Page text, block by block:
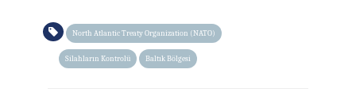
North Atlantic Treaty Organization (NATO)
Silahların Kontrolü Baltık Bölgesi